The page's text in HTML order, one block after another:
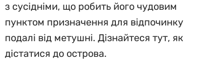
з сусідніми, що робить його чудовим
пунктом призначення для відпочинку
подалі від метушні. Дізнайтеся тут, як
дістатися до острова.